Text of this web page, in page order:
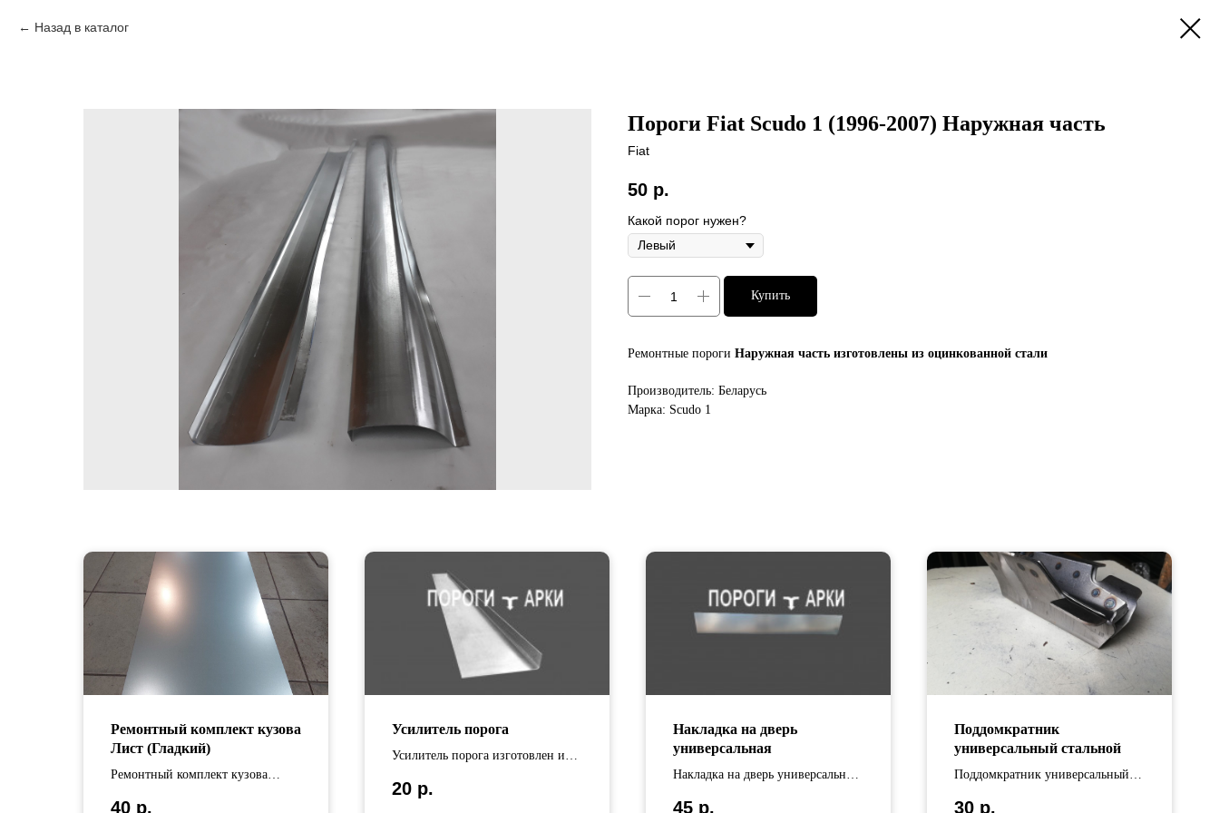
Назад в каталог
Пороги Fiat Scudo 1 (1996-2007) Наружная часть
Fiat
50 р.
Какой порог нужен?
Купить
Ремонтные пороги Наружная часть изготовлены из оцинкованной стали
Производитель: Беларусь
Марка: Scudo 1
Ремонтный комплект кузова
Лист (Гладкий)
Ремонтный комплект кузова
40 р.
Усилитель порога
Усилитель порога изготовлен из
усилителей варьируется от 65 см
20 р.
Накладка на дверь
универсальная
Накладка на дверь универсальная
45 р.
Поддомкратник
универсальный стальной
Поддомкратник универсальный
30 р.